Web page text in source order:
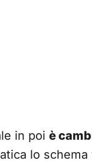
in poi è
lo